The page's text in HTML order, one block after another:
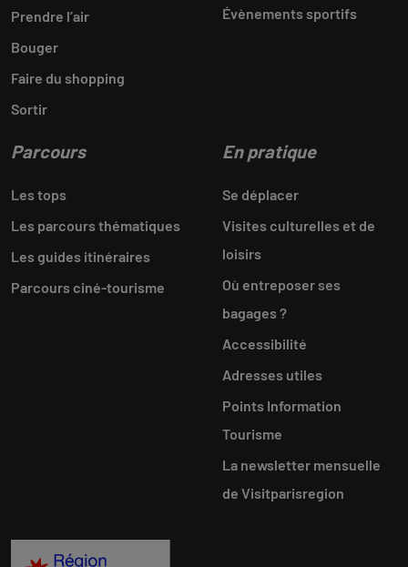
Prendre l’air
Bouger
Faire du shopping
Sortir
Évènements sportifs
Parcours
Les tops
Les parcours thématiques
Les guides itinéraires
Parcours ciné-tourisme
En pratique
Se déplacer
Visites culturelles et de
loisirs
Où entreposer ses
bagages ?
Accessibilité
Adresses utiles
Points Information
Tourisme
La newsletter mensuelle
de Visitparisregion